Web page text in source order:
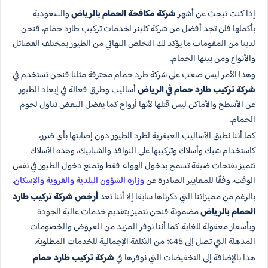
إذا كنت تبحث عن أشهرشركة مكافحة الحمام بالرياضوالسعودية
بأكملها فلن تجد أفضل من شركة كلينر لخدمات تركيب طارد حمام، فنحن
لدينا من المقومات ما يؤكد لك التخلص النهائي من الطيور بمختلف الفصائل
والأنواع ومن بينها الحمام.
وهذا الأمر ليس صعب على شركة طرد حمام محترفة مثلنا فنحن تستخدم في
شركة تركيب طارد حمام في الرياضأساليب وطرق فعالة في إبعاد الطيور
عن الأسطح والأماكن ليس قتلها لأنها أرواح كما يفضل البعض تناول لحوم
الحمام.
كما أننا نطبق الأساليب العبقرية لطرد الطيور دون إصابتها بأي ضرر،
كاستخدام شبك وأسلاك وتركيبها على النوافذ والشبابيك، وهذه الأسلاك
تتميز بفتحات ضيقة تسمح بدخول الهواء فقط وتمنع دخول الطيور في نفس
الوقت، وفقًا للمعايير الصادرة عنوزارة الشؤون البلدية والقروية والإسكان.
بالرغم من مميزاتنا التي ذكرناها سابقا إلا أننا تعدأرخص شركة تركيب طارد
الحمام بالرياضمضمونة فنحن نتميز بتقديم خدمات عالية الجودة
وبأسعار معقولة للغاية. كما أننا نوفر المزيد من العروض والخصومات
المذهلة التي تصل إلى 45% من التكلفة الإجمالية للخدمات المطلوبة.
هذا بالإضافة إلى التخفيضات التي نوفرها فيشركة تركيب طارد حمام